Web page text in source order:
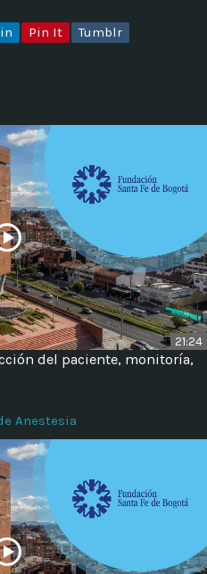
Current
Pin It
Tumblr
21:24
del paciente, monitoría,
Anestesia